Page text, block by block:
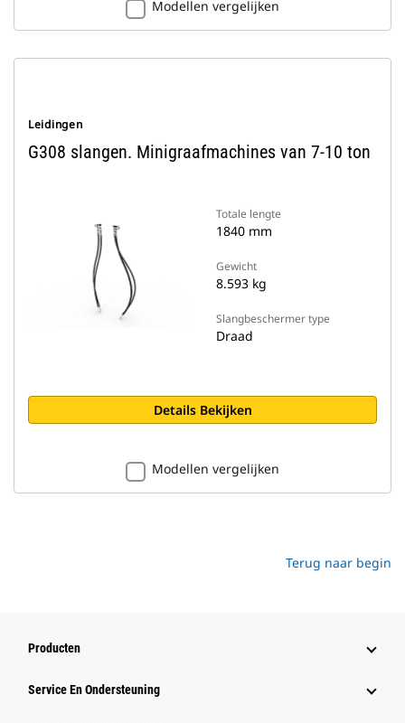
Modellen vergelijken
Leidingen
G308 slangen. Minigraafmachines van 7-10 ton
Totale lengte
1840 mm
Gewicht
8.593 kg
Slangbeschermer type
Draad
Details Bekijken
Modellen vergelijken
Terug naar begin
Producten
Service En Ondersteuning